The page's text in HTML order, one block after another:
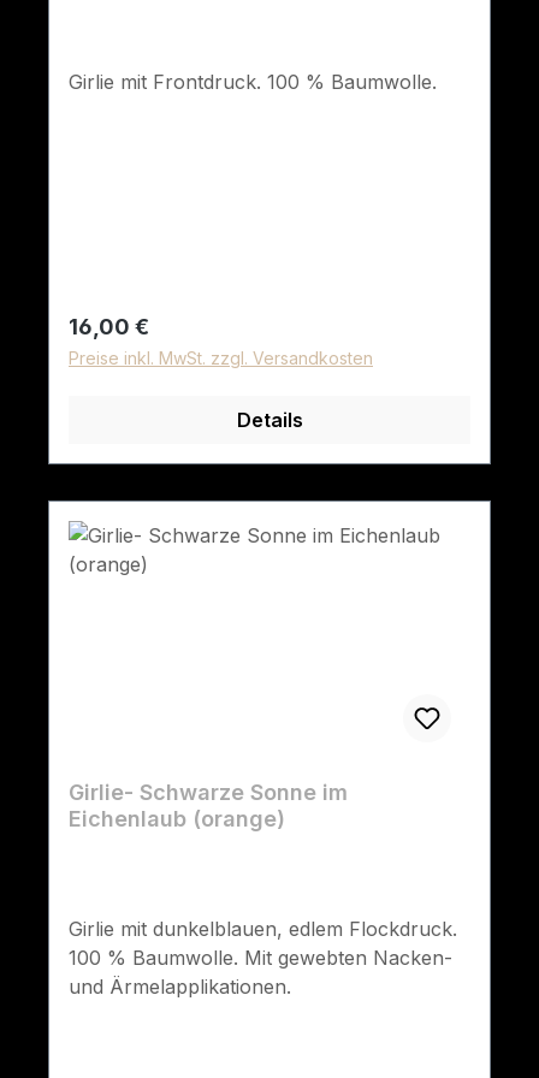
Girlie mit Frontdruck. 100 % Baumwolle.
Regulärer Preis:
16,00 €
Preise inkl. MwSt. zzgl. Versandkosten
Details
Girlie- Schwarze Sonne im
Eichenlaub (orange)
Girlie mit dunkelblauen, edlem Flockdruck.
100 % Baumwolle. Mit gewebten Nacken-
und Ärmelapplikationen.